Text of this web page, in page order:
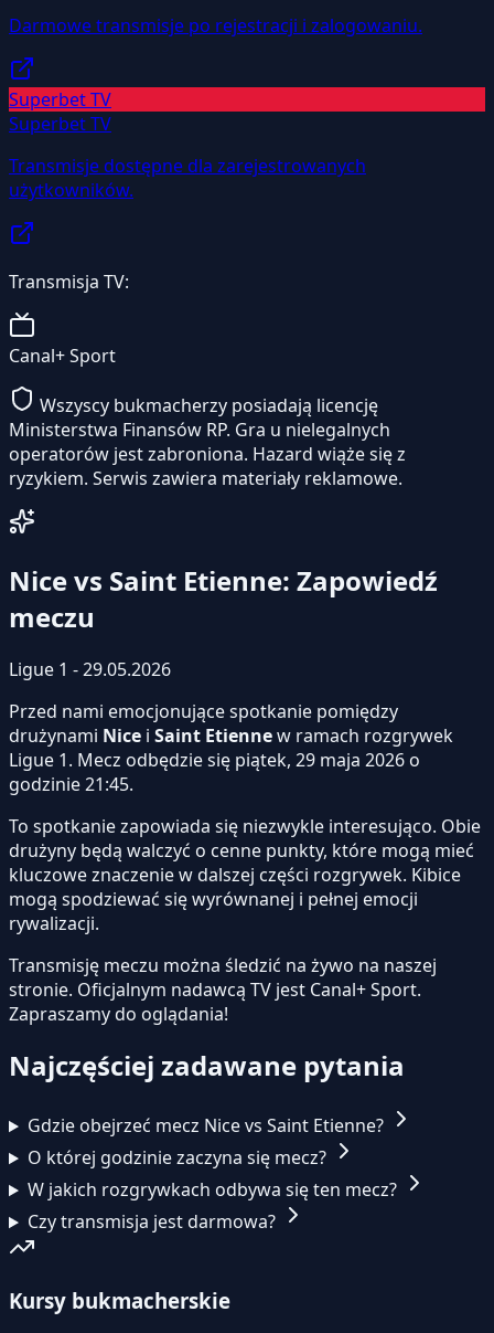
Darmowe transmisje po rejestracji i zalogowaniu.
Superbet TV
Superbet TV
Transmisje dostępne dla zarejestrowanych
użytkowników.
Transmisja TV:
Canal+ Sport
Wszyscy bukmacherzy posiadają licencję
Ministerstwa Finansów RP. Gra u nielegalnych
operatorów jest zabroniona. Hazard wiąże się z
ryzykiem. Serwis zawiera materiały reklamowe.
Nice vs Saint Etienne: Zapowiedź
meczu
Ligue 1 - 29.05.2026
Przed nami emocjonujące spotkanie pomiędzy
drużynami Nice i Saint Etiennew ramach rozgrywek
Ligue 1. Mecz odbędzie się piątek, 29 maja 2026 o
godzinie 21:45.
To spotkanie zapowiada się niezwykle interesująco. Obie
drużyny będą walczyć o cenne punkty, które mogą mieć
kluczowe znaczenie w dalszej części rozgrywek. Kibice
mogą spodziewać się wyrównanej i pełnej emocji
rywalizacji.
Transmisję meczu można śledzić na żywo na naszej
stronie. Oficjalnym nadawcą TV jest Canal+ Sport.
Zapraszamy do oglądania!
Najczęściej zadawane pytania
Gdzie obejrzeć mecz Nice vs Saint Etienne?
O której godzinie zaczyna się mecz?
W jakich rozgrywkach odbywa się ten mecz?
Czy transmisja jest darmowa?
Kursy bukmacherskie